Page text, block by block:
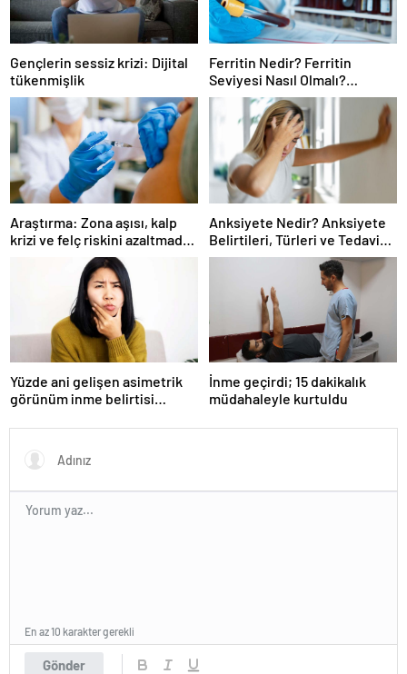
Gençlerin sessiz krizi: Dijital
tükenmişlik
Ferritin Nedir? Ferritin
Seviyesi Nasıl Olmalı?
Yüksekliği ve Düşüklüğü
Sağlığınızı Nasıl Etkiler?
Araştırma: Zona aşısı, kalp
krizi ve felç riskini azaltmada
Anksiyete Nedir? Anksiyete
Belirtileri, Türleri ve Tedavi
Yöntemleri Nelerdir?
Yüzde ani gelişen asimetrik
görünüm inme belirtisi
İnme geçirdi; 15 dakikalık
müdahaleyle kurtuldu
Gönder
En az 10 karakter gerekli